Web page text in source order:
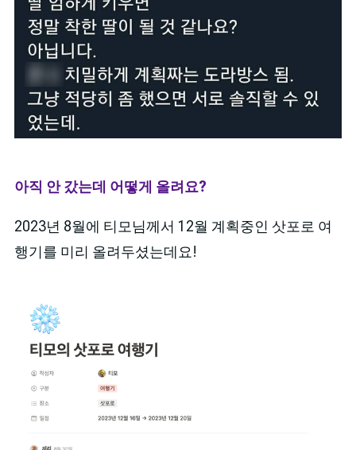
아직 안 갔는데 어떻게 올려요?
2023년 8월에 티모님께서 12월 계획중인 삿포로 여
행기를 미리 올려두셨는데요!